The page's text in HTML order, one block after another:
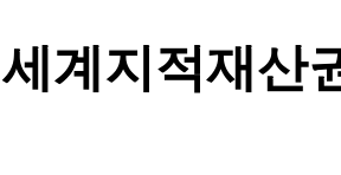
세계지적재산